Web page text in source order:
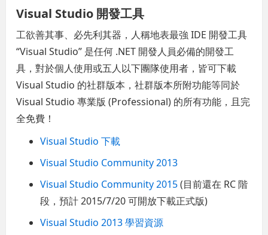
Visual Studio 開發工具
工欲善其事、必先利其器，人稱地表最強 IDE 開發工具
“Visual Studio” 是任何 .NET 開發人員必備的開發工
具，對於個人使用或五人以下團隊使用者，皆可下載
Visual Studio 的社群版本，社群版本所附功能等同於
Visual Studio 專業版 (Professional) 的所有功能，且完
全免費！
Visual Studio 下載
Visual Studio Community 2013
Visual Studio Community 2015(目前還在 RC 階
段，預計 2015/7/20 可開放下載正式版)
Visual Studio 2013 學習資源